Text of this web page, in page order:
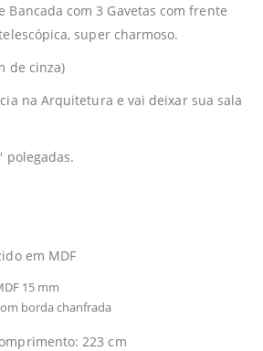
Bancada com 3 Gavetas com frente
super charmoso.
de cinza)
na Arquitetura e vai deixar sua sala
polegadas.
em MDF
15 mm
borda chanfrada
223 cm